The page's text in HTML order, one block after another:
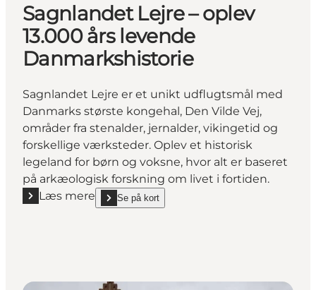
Sagnlandet Lejre – oplev
13.000 års levende
Danmarkshistorie
Sagnlandet Lejre er et unikt udflugtsmål med
Danmarks største kongehal, Den Vilde Vej,
områder fra stenalder, jernalder, vikingetid og
forskellige værksteder. Oplev et historisk
legeland for børn og voksne, hvor alt er baseret
på arkæologisk forskning om livet i fortiden.
Læs mere
Læs mere "Sagnlandet Lejre – oplev 13.000 års
Se på kort
show Sagnlandet Lejre – oplev 13.000 års levende